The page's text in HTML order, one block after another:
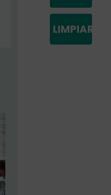
LIMPIAR